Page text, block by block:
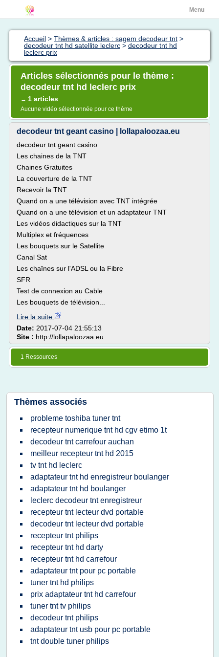
Menu
Accueil > Thèmes & articles : sagem decodeur tnt >
decodeur tnt hd satellite leclerc > decodeur tnt hd
leclerc prix
Articles sélectionnés pour le thème :
decodeur tnt hd leclerc prix
→ 1 articles
Aucune vidéo sélectionnée pour ce thème
decodeur tnt geant casino | lollapaloozaa.eu
decodeur tnt geant casino
Les chaines de la TNT
Chaines Gratuites
La couverture de la TNT
Recevoir la TNT
Quand on a une télévision avec TNT intégrée
Quand on a une télévision et un adaptateur TNT
Les vidéos didactiques sur la TNT
Multiplex et fréquences
Les bouquets sur le Satellite
Canal Sat
Les chaînes sur l'ADSL ou la Fibre
SFR
Test de connexion au Cable
Les bouquets de télévision...
Lire la suite
Date: 2017-07-04 21:55:13
Site : http://lollapaloozaa.eu
1 Ressources
Thèmes associés
probleme toshiba tuner tnt
recepteur numerique tnt hd cgv etimo 1t
decodeur tnt carrefour auchan
meilleur recepteur tnt hd 2015
tv tnt hd leclerc
adaptateur tnt hd enregistreur boulanger
adaptateur tnt hd boulanger
leclerc decodeur tnt enregistreur
recepteur tnt lecteur dvd portable
decodeur tnt lecteur dvd portable
recepteur tnt philips
recepteur tnt hd darty
recepteur tnt hd carrefour
adaptateur tnt pour pc portable
tuner tnt hd philips
prix adaptateur tnt hd carrefour
tuner tnt tv philips
decodeur tnt philips
adaptateur tnt usb pour pc portable
tnt double tuner philips